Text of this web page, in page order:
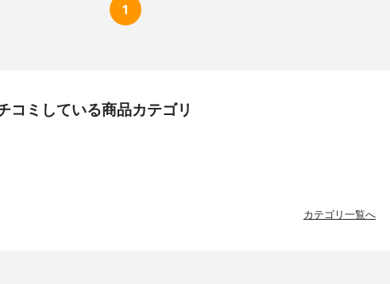
1
コミしている商品カテゴリ
カテゴリ一覧へ